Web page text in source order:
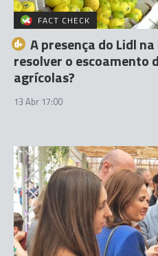
FACT CHECK
A presença do Lidl
resolver o escoamento
agrícolas?
13 Abr 17:00